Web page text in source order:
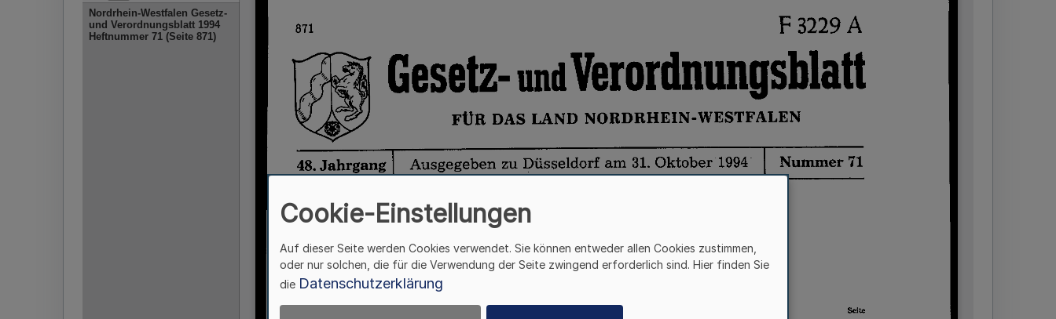
Cookie-Einstellungen
Auf dieser Seite werden Cookies verwendet. Sie können entweder allen Cookies zustimmen,
oder nur solchen, die für die Verwendung der Seite zwingend erforderlich sind. Hier finden Sie
die Datenschutzerklärung